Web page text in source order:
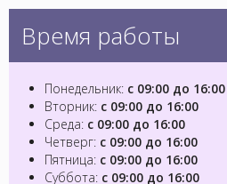
Время работы
Понедельник: с 09:00 до 16:00
Вторник: с 09:00 до 16:00
Среда: с 09:00 до 16:00
Четверг: с 09:00 до 16:00
Пятница: с 09:00 до 16:00
Суббота: с 09:00 до 16:00